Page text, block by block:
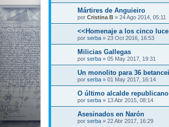
Mártires de Anguieiro
por Cristina B » 24 Ago 2014, 05:11
<<Homenaje a los cinco
por serba » 23 Oct 2016, 16:53
Milicias Gallegas
por serba » 05 May 2017, 19:31
Un monolito para 36
por serba » 01 May 2017, 16:14
O último alcalde
por serba » 13 Abr 2015, 08:14
Asesinados en Narón
por serba » 22 Abr 2017, 16:29